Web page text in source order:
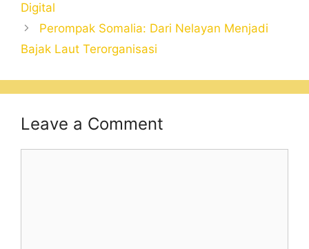
Digital
Perompak Somalia: Dari Nelayan Menjadi
Bajak Laut Terorganisasi
Leave a Comment